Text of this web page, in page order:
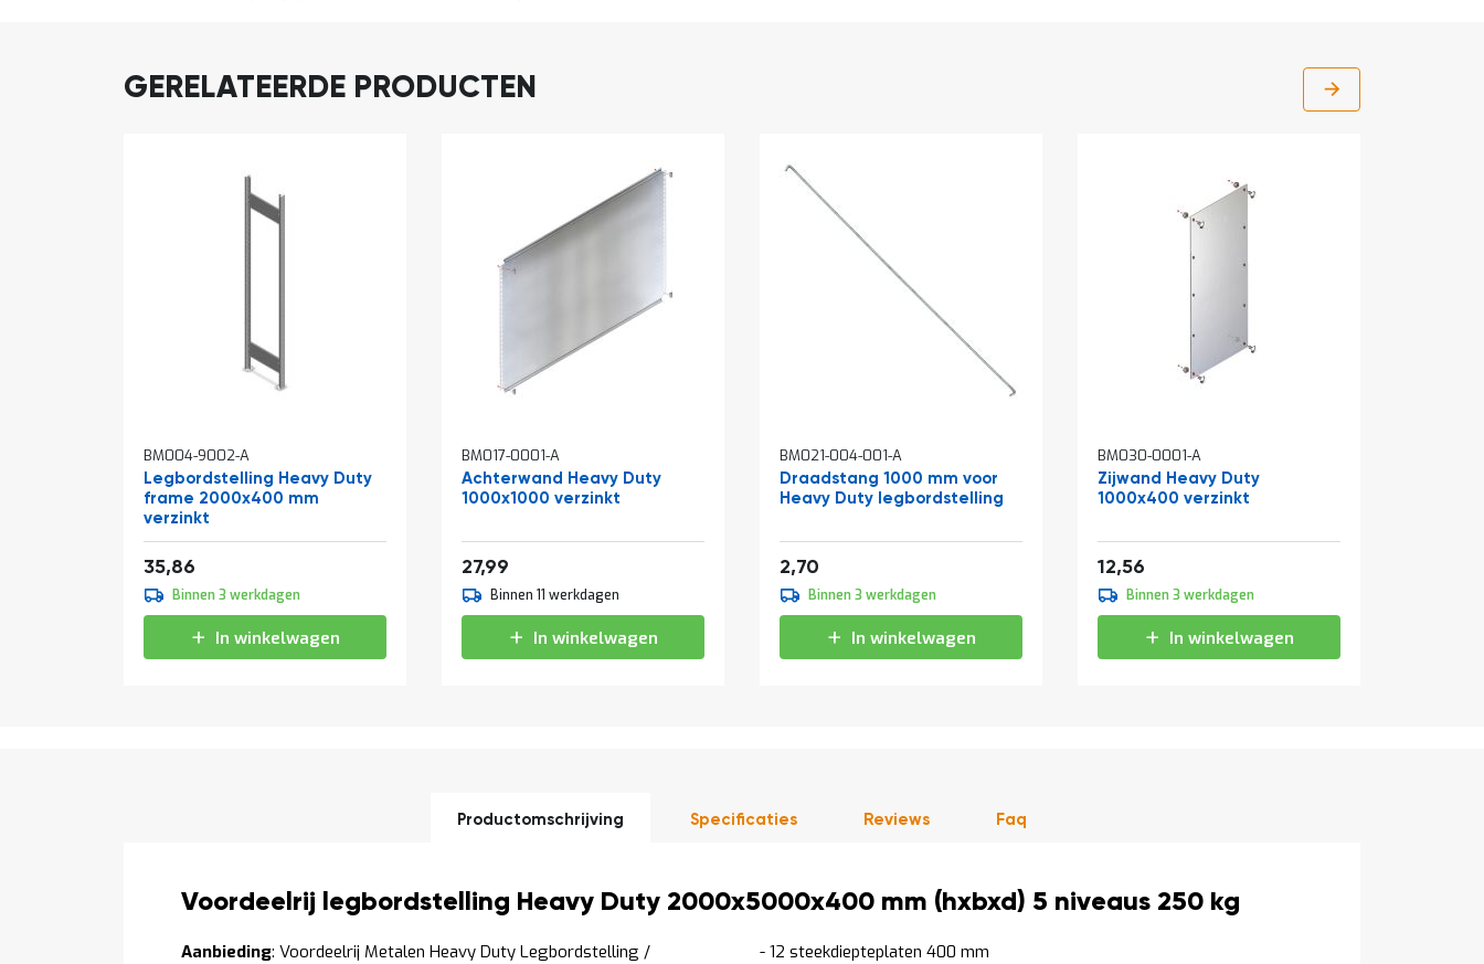
GERELATEERDE PRODUCTEN
BM004-9002-A
Legbordstelling Heavy Duty
frame 2000x400 mm
verzinkt
Vanaf
35,86
Binnen 3 werkdagen
In winkelwagen
BM017-0001-A
Achterwand Heavy Duty
1000x1000 verzinkt
Vanaf
27,99
Binnen 11 werkdagen
In winkelwagen
BM021-004-001-A
Draadstang 1000 mm voor
Heavy Duty legbordstelling
2,70
Binnen 3 werkdagen
In winkelwagen
BM030-0001-A
Zijwand Heavy Duty
1000x400 verzinkt
Vanaf
12,56
Binnen 3 werkdagen
In winkelwagen
Productomschrijving
Productomschrijving
Voordeelrij legbordstelling Heavy Duty 2000x5000x400 mm (hxbxd) 5 niveaus 250 kg
Aanbieding: Voordeelrij Metalen Heavy Duty Legbordstelling /
- 12 steekdiepteplaten 400 mm
Specificaties Reviews Faq